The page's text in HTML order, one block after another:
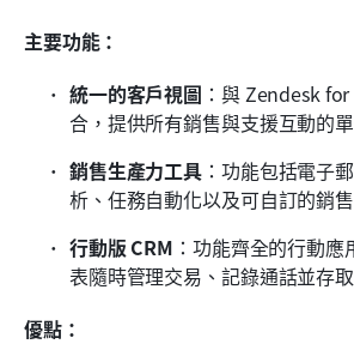
主要功能：
統一的客戶視圖 ：與 Zendesk
合，提供所有銷售與支援互動的
銷售生產力工具 ：功能包括電子
析、任務自動化以及可自訂的銷
行動版 CRM ：功能齊全的行動
表隨時管理交易、記錄通話並存
優點：